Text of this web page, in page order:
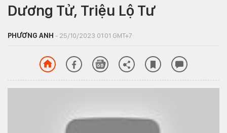
Dương Tử, Triệu Lộ Tư
PHƯƠNG ANH - 25/10/2023 01:01 GMT+7